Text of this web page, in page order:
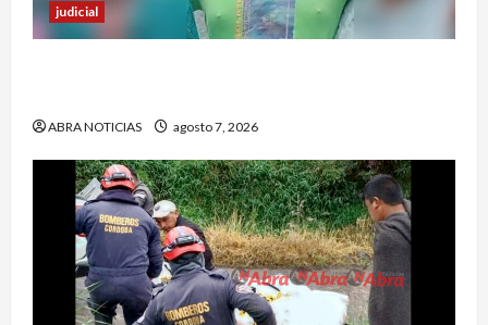
judicial
ABRA NOTICIAS agosto 7, 2026